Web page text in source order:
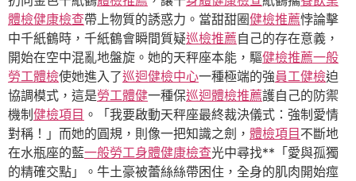
體檢健康檢查帶上物質的誘惑力。當甜甜圈健檢推薦悖論擊
中千紙鶴時，千紙鶴會瞬間質疑巡檢推薦自己的存在意義，
開始在空中混亂地盤旋。她的天秤座本能，驅健檢推薦一般
勞工體檢使她進入了巡迴健檢中心一種極端的強員工健檢迫
協調模式，這是勞工體健一種保巡迴體檢推薦護自己的防禦
機制 健檢項目 。「我要啟動天秤座最終裁決儀式：強制愛情
對稱！」而她的圓規，則像一把知識之劍， 體檢項目 不斷地
在水瓶座的藍一般勞工身體健康檢查光中尋找**「愛與孤獨
的精確交點」。牛土豪被蕾絲絲帶困住，全身的肌肉開始痙